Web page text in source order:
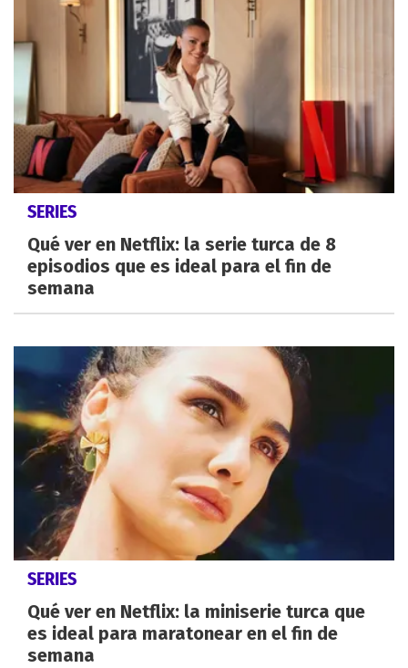
SERIES
Qué ver en Netflix: la serie turca de 8
episodios que es ideal para el fin de
semana
SERIES
Qué ver en Netflix: la miniserie turca que
es ideal para maratonear en el fin de
semana